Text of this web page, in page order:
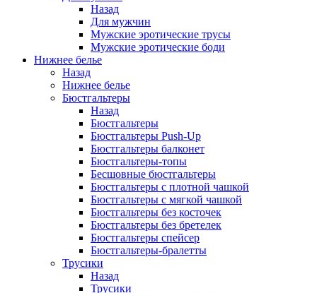
Назад
Для мужчин
Мужские эротические трусы
Мужские эротические боди
Нижнее белье
Назад
Нижнее белье
Бюстгальтеры
Назад
Бюстгальтеры
Бюстгальтеры Push-Up
Бюстгальтеры балконет
Бюстгальтеры-топы
Бесшовные бюстгальтеры
Бюстгальтеры с плотной чашкой
Бюстгальтеры с мягкой чашкой
Бюстгальтеры без косточек
Бюстгальтеры без бретелек
Бюстгальтеры спейсер
Бюстгальтеры-бралетты
Трусики
Назад
Трусики